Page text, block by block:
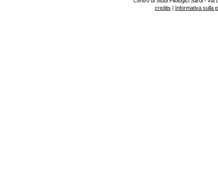
credits | Informativa sulla